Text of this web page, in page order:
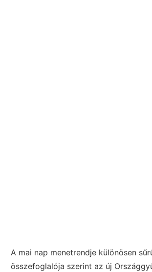
A mai nap menetrendje különösen
összefoglalója szerint az új